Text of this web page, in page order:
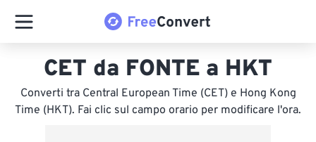
CET da FONTE a HKT
Converti tra Central European Time (CET) e Hong Kong
Time (HKT). Fai clic sul campo orario per modificare l'ora.